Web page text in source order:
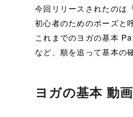
今回リリースされたのは
初心者のためのポーズと
これまでのヨガの基本
など、順を追って基本の
ヨガの基本 動